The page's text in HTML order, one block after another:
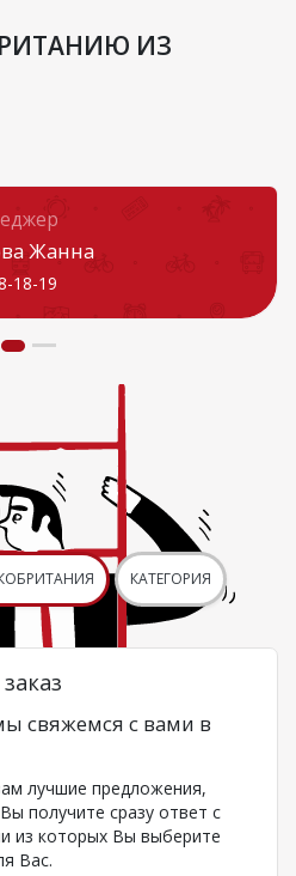
ИЗ
свяжемся с вами в
лучшие предложения,
получите сразу ответ с
из которых Вы выберите
Вас.
Жанна
18-19
КАТЕГОРИЯ